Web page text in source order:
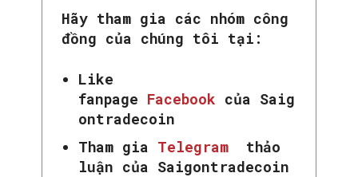
Hãy tham gia các nhóm công
đồng của chúng tôi tại:
Like
fanpage Facebook của Saig
ontradecoin
Tham gia Telegram
thảo
luận của Saigontradecoin